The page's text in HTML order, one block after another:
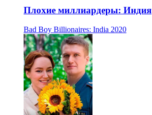
Плохие миллиардеры: Индия
Bad Boy Billionaires: India 2020